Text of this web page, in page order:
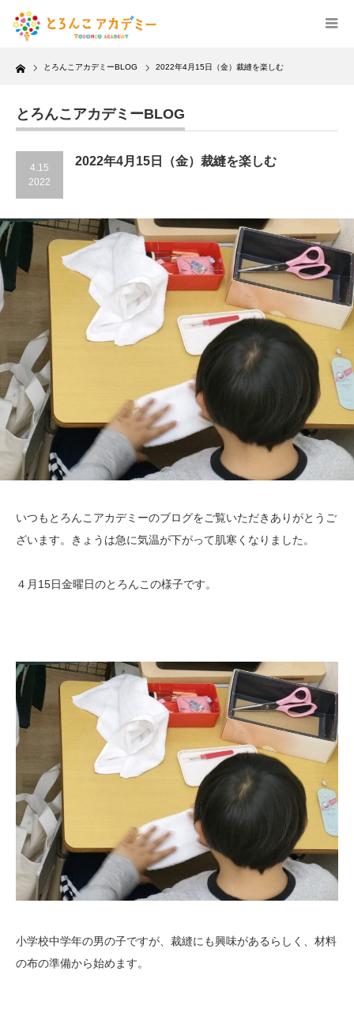
Home とろんこアカデミーBLOG 2022年4月15日（金）裁縫を楽しむ
とろんこアカデミーBLOG
4.15
2022
2022年4月15日（金）裁縫を楽しむ
いつもとろんこアカデミーのブログをご覧いただきありがとうご
ざいます。きょうは急に気温が下がって肌寒くなりました。
４月15日金曜日のとろんこの様子です。
小学校中学年の男の子ですが、裁縫にも興味があるらしく、材料
の布の準備から始めます。